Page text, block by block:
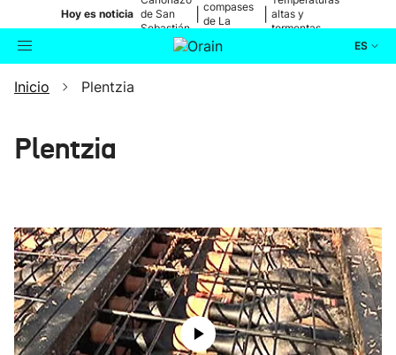
Hoy es noticia de San
Sebastián
compases
de La
altas y
tormentas
ES
Buscador
Ikusmiran
Eguraldia
Inicio Plentzia
Plentzia